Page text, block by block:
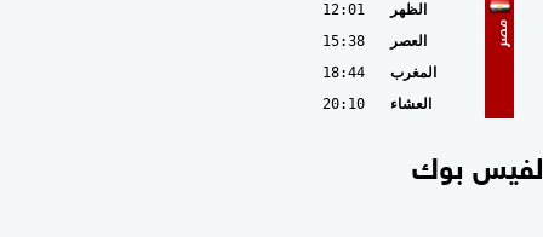
مصر
الظهر
12:01
العصر
15:38
المغرب
18:44
العشاء
20:10
بوك